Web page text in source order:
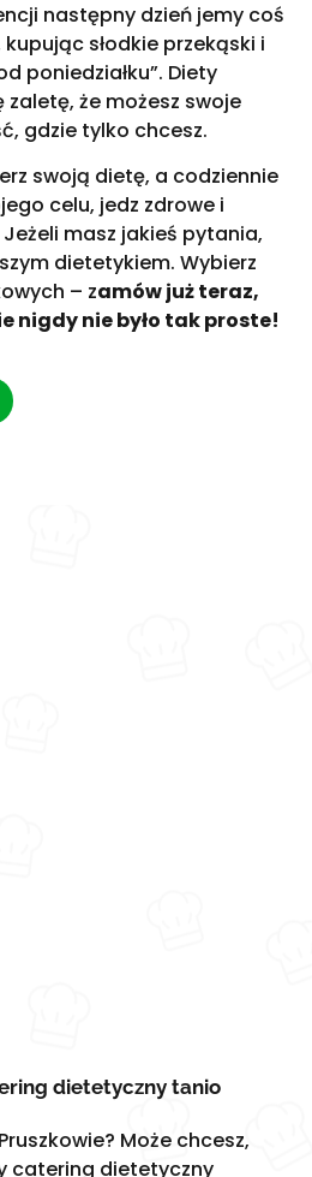
następny dzień jemy coś
słodkie przekąski i
poniedziałku”. Diety
zaletę, że możesz swoje
gdzie tylko chcesz.
swoją dietę, a codziennie
celu, jedz zdrowe i
masz jakieś pytania,
dietetykiem. Wybierz
– zamów już teraz,
nigdy nie było tak proste!
dietetyczny tanio
Może chcesz,
catering dietetyczny